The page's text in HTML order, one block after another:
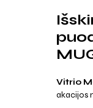
Vitrio
akacijos